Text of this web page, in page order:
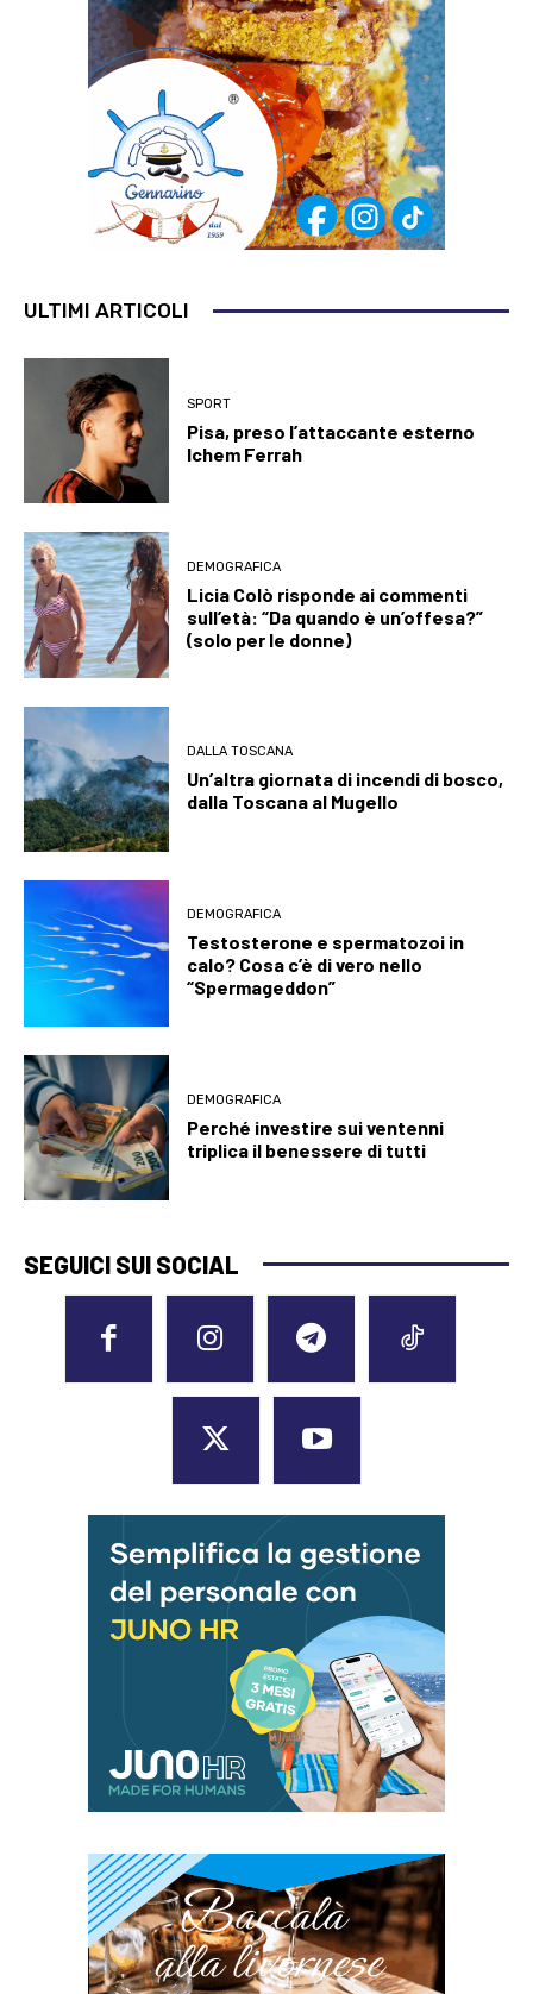
ULTIMI ARTICOLI
SPORT
Pisa, preso l’attaccante esterno
Ichem Ferrah
DEMOGRAFICA
Licia Colò risponde ai commenti
sull’età: “Da quando è un’offesa?”
(solo per le donne)
DALLA TOSCANA
Un’altra giornata di incendi di bosco,
dalla Toscana al Mugello
DEMOGRAFICA
Testosterone e spermatozoi in
calo? Cosa c’è di vero nello
“Spermageddon”
DEMOGRAFICA
Perché investire sui ventenni
triplica il benessere di tutti
SEGUICI SUI SOCIAL